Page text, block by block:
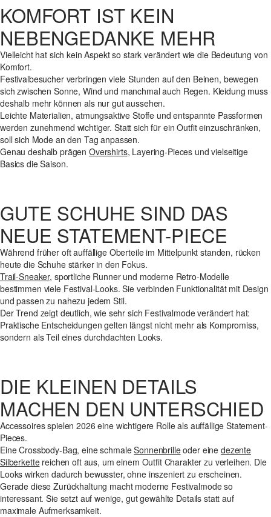
KOMFORT IST KEIN
NEBENGEDANKE MEHR
Vielleicht hat sich kein Aspekt so stark verändert wie die Bedeutung von
Komfort.
Festivalbesucher verbringen viele Stunden auf den Beinen, bewegen
sich zwischen Sonne, Wind und manchmal auch Regen. Kleidung muss
deshalb mehr können als nur gut aussehen.
Leichte Materialien, atmungsaktive Stoffe und entspannte Passformen
werden zunehmend wichtiger. Statt sich für ein Outfit einzuschränken,
soll sich Mode an den Tag anpassen.
Genau deshalb prägen Overshirts, Layering-Pieces und vielseitige
Basics die Saison.
GUTE SCHUHE SIND DAS
NEUE STATEMENT-PIECE
Während früher oft auffällige Oberteile im Mittelpunkt standen, rücken
heute die Schuhe stärker in den Fokus.
Trail-Sneaker, sportliche Runner und moderne Retro-Modelle
bestimmen viele Festival-Looks. Sie verbinden Funktionalität mit Design
und passen zu nahezu jedem Stil.
Der Trend zeigt deutlich, wie sehr sich Festivalmode verändert hat:
Praktische Entscheidungen gelten längst nicht mehr als Kompromiss,
sondern als Teil eines durchdachten Looks.
DIE KLEINEN DETAILS
MACHEN DEN UNTERSCHIED
Accessoires spielen 2026 eine wichtigere Rolle als auffällige Statement-
Pieces.
Eine Crossbody-Bag, eine schmaleSonnenbrilleoder eine dezente
Silberkettereichen oft aus, um einem Outfit Charakter zu verleihen. Die
Looks wirken dadurch bewusster, ohne inszeniert zu erscheinen.
Gerade diese Zurückhaltung macht moderne Festivalmode so
interessant. Sie setzt auf wenige, gut gewählte Details statt auf
maximale Aufmerksamkeit.